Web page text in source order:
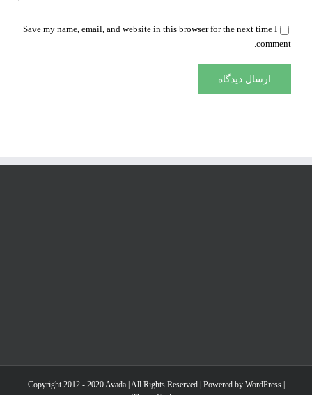
Save my name, email, and website in this browser for the next time I
comment.
Copyright 2012 - 2020 Avada | All Rights Reserved | Powered by WordPress|